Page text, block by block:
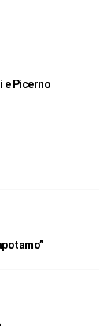
e Picerno